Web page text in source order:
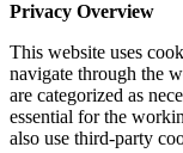
Privacy Overview
This website uses
navigate through the
are categorized as
essential for the
also use third-party